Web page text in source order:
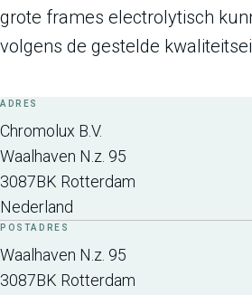
grote frames electrolytisch
volgens de gestelde
ADRES
Chromolux B.V.
Waalhaven N.z. 95
3087BK Rotterdam
Nederland
POSTADRES
Waalhaven N.z. 95
3087BK Rotterdam